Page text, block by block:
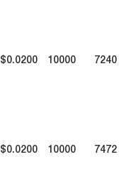
$0.0200 10000 7240
$0.0200 10000 7472